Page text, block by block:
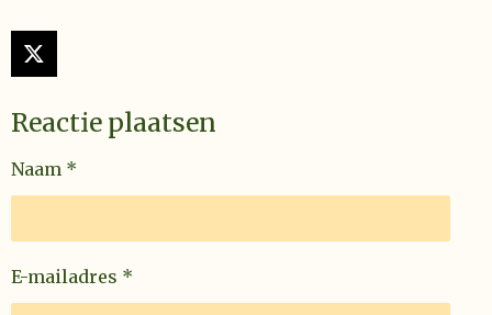
X
Reactie plaatsen
Naam *
E-mailadres *